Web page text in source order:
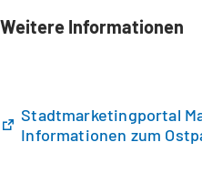
Weitere Informationen
Stadtmarketingportal
Informationen zum
(